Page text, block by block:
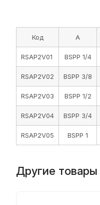
Код А
RSAP2V01 BSPP 1/4
RSAP2V02 BSPP 3/8
RSAP2V03 BSPP 1/2
RSAP2V04 BSPP 3/4
RSAP2V05 BSPP 1
Другие товары